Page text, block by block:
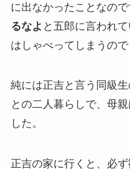
に出なかったことなので
るなよ と五郎に言われ
はしゃべってしまうので
純には正吉と言う同級
との二人暮らしで、母
した。
正吉の家に行くと、必